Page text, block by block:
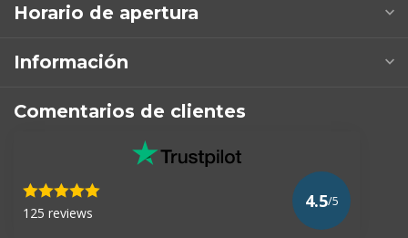
Horario de apertura
Información
Comentarios de clientes
125 reviews
4.5/5